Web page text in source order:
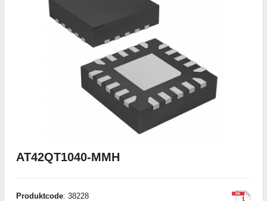
AT42QT1040-MMH
Produktcode: 38228